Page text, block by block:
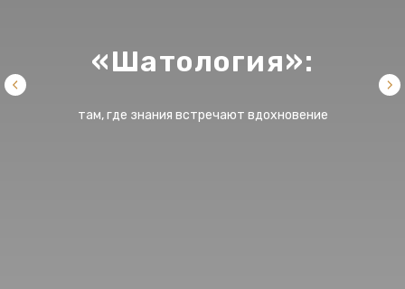
«Шатология»:
там, где знания встречают вдохновение